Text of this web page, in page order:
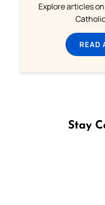
Explore articles
READ
Stay